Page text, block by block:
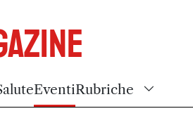
EventiRubriche